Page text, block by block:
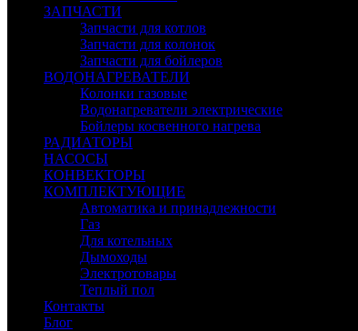
ЗАПЧАСТИ
Запчасти для котлов
Запчасти для колонок
Запчасти для бойлеров
ВОДОНАГРЕВАТЕЛИ
Колонки газовые
Водонагреватели электрические
Бойлеры косвенного нагрева
РАДИАТОРЫ
НАСОСЫ
КОНВЕКТОРЫ
КОМПЛЕКТУЮЩИЕ
Автоматика и принадлежности
Газ
Для котельных
Дымоходы
Электротовары
Теплый пол
Контакты
Блог